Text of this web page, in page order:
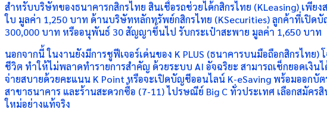
สำหรับบริษัทของธนาคารกสิกรไทย สินเชื่อรถช่วยได้กสิกรไทย (KLeasing) เพี
ใบ มูลค่า 1,250 บาท ด้านบริษัทหลักทรัพย์กสิกรไทย (KSecurities) ลูกค้าที่เปิ
300,000 บาท หรืออนุพันธ์ 30 สัญญาขึ้นไป รับกระเป๋าสะพาย มูลค่า 1,650 บาท
นอกจากนี้ ในงานยังมีการชูฟีเจอร์เด่นของ K PLUS (ธนาคารบนมือถือกสิกรไท
ชีวิต ทำให้ไม่พลาดทำรายการสำคัญ ด้วยระบบ AI อัจฉริยะ สามารถเช็กยอดเงิ
จ่ายสบายด้วยคะแนน K Point หรือจะเปิดบัญชีออนไลน์ K-eSaving พร้อมออกบั
สาขาธนาคาร และร้านสะดวกซื้อ (7-11) ไปรษณีย์ Big C ทั่วประเทศ เลือกสมัคร
ใหม่อย่างแท้จริง